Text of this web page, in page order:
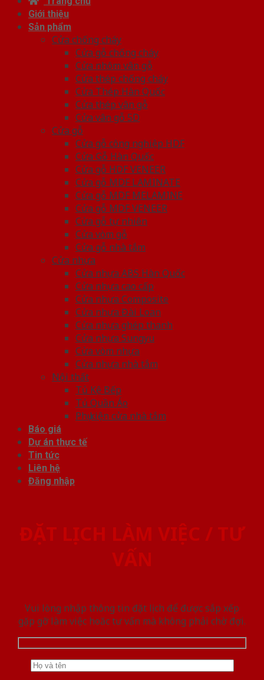
Giới thiệu
Sản phẩm
Cửa chống cháy
Cửa gỗ chống cháy
Cửa nhôm vân gỗ
Cửa thép chống cháy
Cửa Thép Hàn Quốc
Cửa thép vân gỗ
Cửa vân gỗ 5D
Cửa gỗ
Cửa gỗ công nghiệp HDF
Cửa Gỗ Hàn Quốc
Cửa gỗ HDF VENEER
Cửa gỗ MDF LAMINATE
Cửa gỗ MDF MELAMINE
Cửa gỗ MDF VENEER
Cửa gỗ tự nhiên
Cửa vòm gỗ
Cửa gỗ nhà tắm
Cửa nhựa
Cửa nhựa ABS Hàn Quốc
Cửa nhựa cao cấp
Cửa nhựa Composite
Cửa nhựa Đài Loan
Cửa nhựa ghép thanh
Cửa nhựa Sungyu
Cửa vòm nhựa
Cửa nhựa nhà tắm
Nội thất
Tủ Kệ Bếp
Tủ Quần Áo
Phụ kiện cửa nhà tắm
Báo giá
Dự án thực tế
Tin tức
Liên hệ
Đăng nhập
ĐẶT LỊCH LÀM VIỆC / TƯ
VẤN
Vui lòng nhập thông tin đặt lịch để được sắp xếp
gặp gỡ làm việc hoăc tư vấn mà không phải chờ đợi.